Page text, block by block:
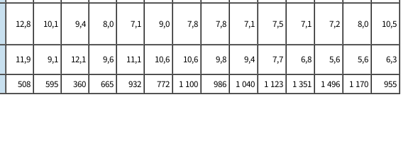
12,8 10,1 9,4 8,0 7,1 9,0 7,8 7,8 7,1 7,5 7,1 7,2 8,0 10,5
11,9 9,1 12,1 9,6 11,1 10,6 10,6 9,8 9,4 7,7 6,8 5,6 5,6
6,3
508 595 360 665 932 772 1 100 986 1 040 1 123 1 351 1 496 1 170 955